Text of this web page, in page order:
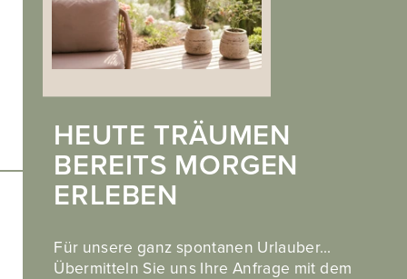
HEUTE TRÄUMEN
BEREITS MORGEN
ERLEBEN
Für unsere ganz spontanen Urlauber…
Übermitteln Sie uns Ihre Anfrage mit dem
Entdecken Sie auch unser Partnerhotel